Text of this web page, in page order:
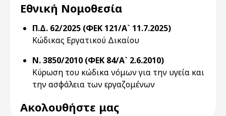
Εθνική Νομοθεσία
Π.Δ. 62/2025 (ΦΕΚ 121/Α` 11.7.2025)
Κώδικας Εργατικού Δικαίου
Ν. 3850/2010 (ΦΕΚ 84/Α` 2.6.2010)
Κύρωση του κώδικα νόμων για την υγεία και
την ασφάλεια των εργαζομένων
Ακολουθήστε μας